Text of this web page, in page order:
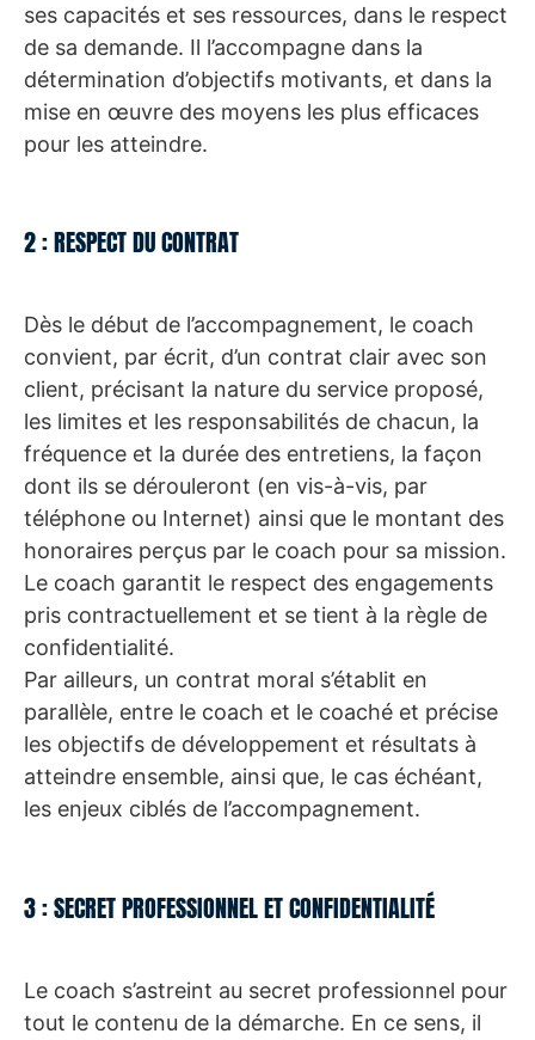
ses capacités et ses ressources, dans le respect
de sa demande. Il l’accompagne dans la
détermination d’objectifs motivants, et dans la
mise en œuvre des moyens les plus efficaces
pour les atteindre.
2 : RESPECT DU CONTRAT
Dès le début de l’accompagnement, le coach
convient, par écrit, d’un contrat clair avec son
client, précisant la nature du service proposé,
les limites et les responsabilités de chacun, la
fréquence et la durée des entretiens, la façon
dont ils se dérouleront (en vis-à-vis, par
téléphone ou Internet) ainsi que le montant des
honoraires perçus par le coach pour sa mission.
Le coach garantit le respect des engagements
pris contractuellement et se tient à la règle de
confidentialité.
Par ailleurs, un contrat moral s’établit en
parallèle, entre le coach et le coaché et précise
les objectifs de développement et résultats à
atteindre ensemble, ainsi que, le cas échéant,
les enjeux ciblés de l’accompagnement.
3 : SECRET PROFESSIONNEL ET CONFIDENTIALITÉ
Le coach s’astreint au secret professionnel pour
tout le contenu de la démarche. En ce sens, il